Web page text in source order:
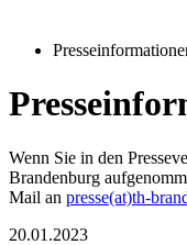
Wenn Sie in den
Brandenburg
Mail an presse(at)th-
20.01.2023